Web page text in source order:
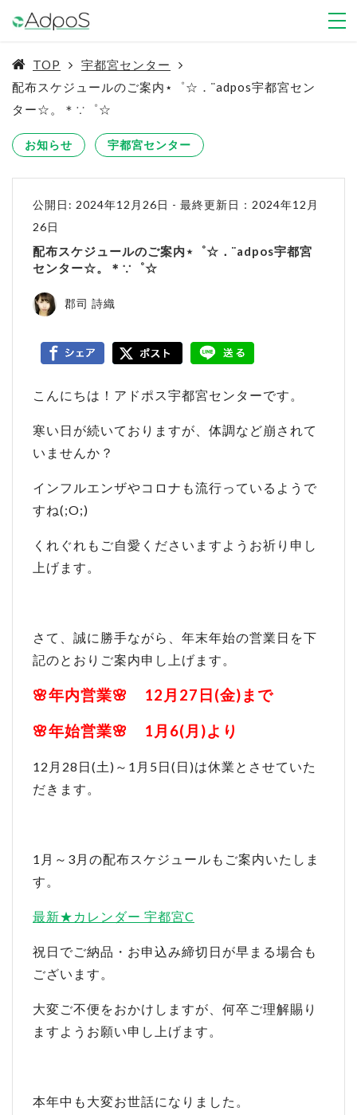
TOP
宇都宮センター
配布スケジュールのご案内⋆゜☆．¨adpos宇都宮セン
ター☆。＊∵゜☆
お知らせ 宇都宮センター
公開日: 2024年12月26日 - 最終更新日：2024年12月
26日
配布スケジュールのご案内⋆゜☆．¨adpos宇都宮
センター☆。＊∵゜☆
郡司 詩織
こんにちは！アドポス宇都宮センターです。
寒い日が続いておりますが、体調など崩されて
いませんか？
インフルエンザやコロナも流行っているようで
すね(;O;)
くれぐれもご自愛くださいますようお祈り申し
上げます。
さて、誠に勝手ながら、年末年始の営業日を下
記のとおりご案内申し上げます。
🌸年内営業🌸 12月27日(金)まで
🌸年始営業🌸 1月6(月)より
12月28日(土)～1月5日(日)は休業とさせていた
だきます。
1月～3月の配布スケジュールもご案内いたしま
す。
最新★カレンダー 宇都宮C
祝日でご納品・お申込み締切日が早まる場合も
ございます。
大変ご不便をおかけしますが、何卒ご理解賜り
ますようお願い申し上げます。
本年中も大変お世話になりました。